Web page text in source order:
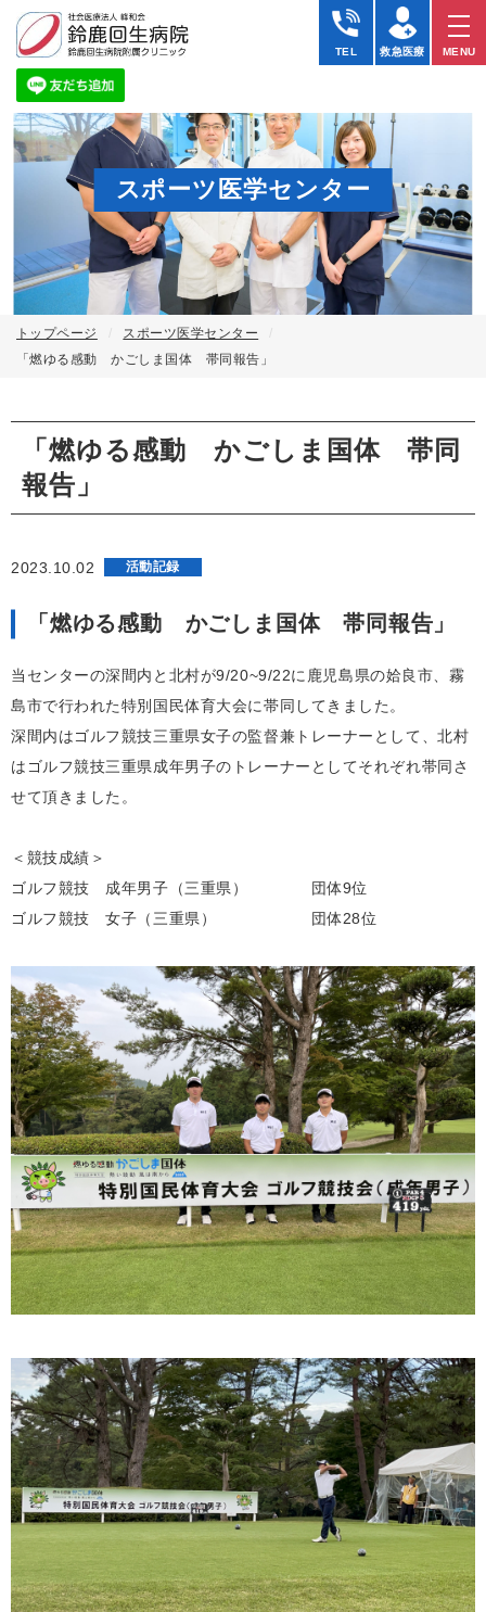
TEL 救急医療 MENU
スポーツ医学センター
トップページ
スポーツ医学センター
「燃ゆる感動 かごしま国体 帯同報告」
「燃ゆる感動 かごしま国体 帯同
報告」
2023.10.02 活動記録
「燃ゆる感動 かごしま国体 帯同報告」
当センターの深間内と北村が9/20~9/22に鹿児島県の姶良市、霧
島市で行われた特別国民体育大会に帯同してきました。
深間内はゴルフ競技三重県女子の監督兼トレーナーとして、北村
はゴルフ競技三重県成年男子のトレーナーとしてそれぞれ帯同さ
せて頂きました。
＜競技成績＞
ゴルフ競技 成年男子（三重県） 団体9位
ゴルフ競技 女子（三重県） 団体28位